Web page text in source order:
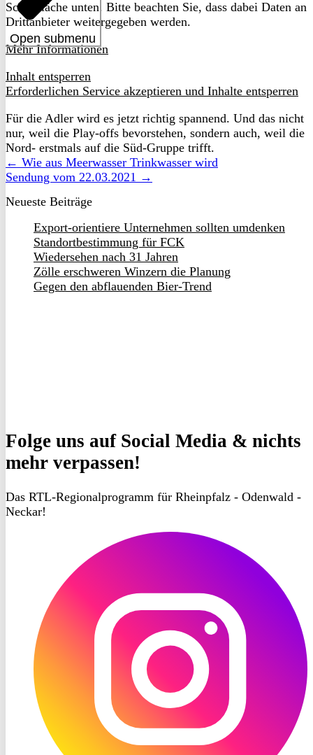
Open submenu
Schaltfläche unten. Bitte beachten Sie, dass dabei Daten an
Drittanbieter weitergegeben werden.
Mehr Informationen
Inhalt entsperren
Erforderlichen Service akzeptieren und Inhalte entsperren
Für die Adler wird es jetzt richtig spannend. Und das nicht
nur, weil die Play-offs bevorstehen, sondern auch, weil die
Nord- erstmals auf die Süd-Gruppe trifft.
← Wie aus Meerwasser Trinkwasser wird
Sendung vom 22.03.2021 →
Neueste Beiträge
Export-orientiere Unternehmen sollten umdenken
Standortbestimmung für FCK
Wiedersehen nach 31 Jahren
Zölle erschweren Winzern die Planung
Gegen den abflauenden Bier-Trend
Folge uns auf Social Media & nichts
mehr verpassen!
Das RTL-Regionalprogramm für Rheinpfalz - Odenwald -
Neckar!
Instagram